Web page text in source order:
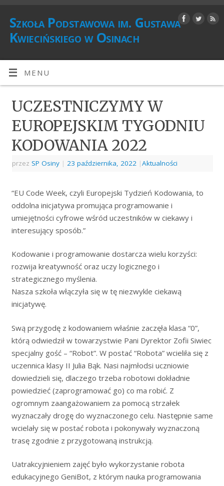
Szkoła Podstawowa im. Gustawa
Kwiecińskiego w Osinach
MENU
UCZESTNICZYMY W
EUROPEJSKIM TYGODNIU
KODOWANIA 2022
przez SP Osiny | 23 października, 2022 |Aktualności
“EU Code Week, czyli Europejski Tydzień Kodowania, to
oddolna inicjatywa promująca programowanie i
umiejętności cyfrowe wśród uczestników w ciekawy i
interesujący sposób.”
Kodowanie i programowanie dostarcza wielu korzyści:
rozwija kreatywność oraz uczy logicznego i
strategicznego myślenia.
Nasza szkoła włączyła się w tę niezwykle ciekawą
inicjatywę.
Swą przygodę z kodowaniem właśnie zaczęła klasa “0”,
którą odwiedził w towarzystwie Pani Dyrektor Zofii Siwiec
specjalny gość – “Robot”. W postać “Robota” wcieliła się z
uczennica klasy II Julia Bąk. Nasi najmłodsi uczniowie
dowiedzieli się, dlaczego trzeba robotowi dokładnie
powiedzieć (zaprogramować go) co ma robić. Z
ogromnym zaangażowaniem za pomocą strzałek
wyznaczały drogę do wyznaczonego celu. Następnie same
wcielały się w postać robota i pokonywały wyznaczoną
trasę zgodnie z przygotowaną instrukcją.
Uatrakcyjnieniem zajęć było wykorzystanie robota
edukacyjnego GeniBot, z którym nauka programowania